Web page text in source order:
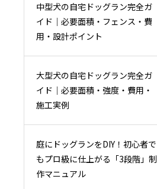
中型犬の自宅ドッグラン完全ガ
イド｜必要面積・フェンス・費
用・設計ポイント
大型犬の自宅ドッグラン完全ガ
イド｜必要面積・強度・費用・
施工実例
庭にドッグランをDIY！初心者で
もプロ級に仕上がる「3段階」制
作マニュアル